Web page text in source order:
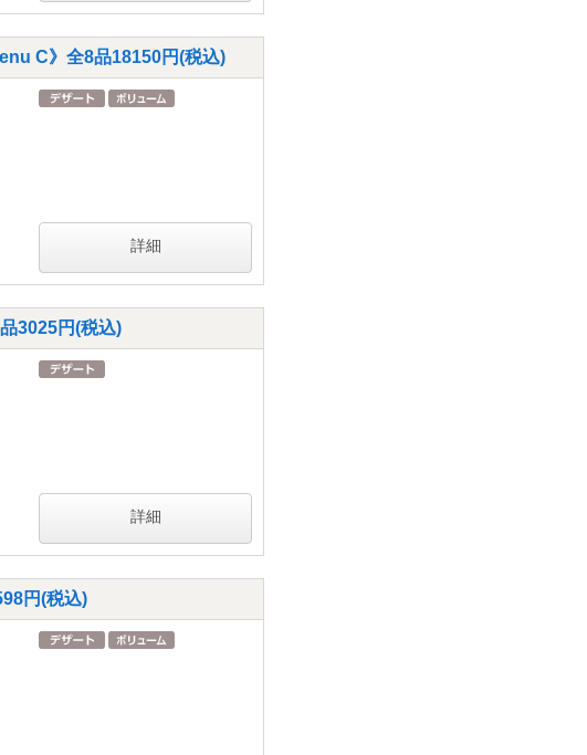
C》全8品18150円(税込)
詳細
3025円(税込)
詳細
円(税込)